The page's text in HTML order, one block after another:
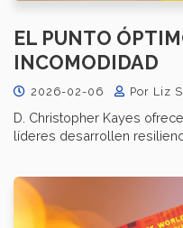
EL PUNTO
INCOMODIDAD
2026-02-06 Por Liz
D. Christopher Kayes
líderes desarrollen